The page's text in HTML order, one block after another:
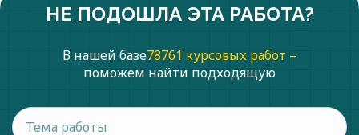
НЕ ПОДОШЛА ЭТА РАБОТА?
В нашей базе78761 курсовых работ –
поможем найти подходящую